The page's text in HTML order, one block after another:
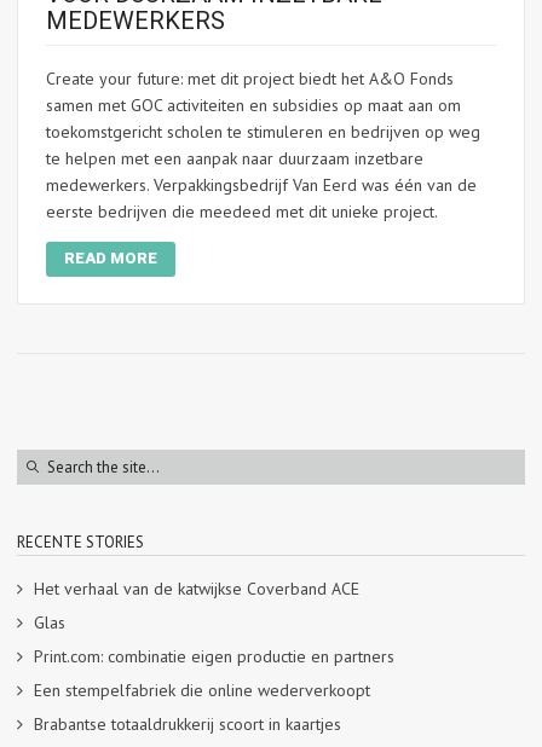
MEDEWERKERS
Create your future: met dit project biedt het A&O Fonds
samen met GOC activiteiten en subsidies op maat aan om
toekomstgericht scholen te stimuleren en bedrijven op weg
te helpen met een aanpak naar duurzaam inzetbare
medewerkers. Verpakkingsbedrijf Van Eerd was één van de
eerste bedrijven die meedeed met dit unieke project.
READ MORE
RECENTE STORIES
Het verhaal van de katwijkse Coverband ACE
Glas
Print.com: combinatie eigen productie en partners
Een stempelfabriek die online wederverkoopt
Brabantse totaaldrukkerij scoort in kaartjes